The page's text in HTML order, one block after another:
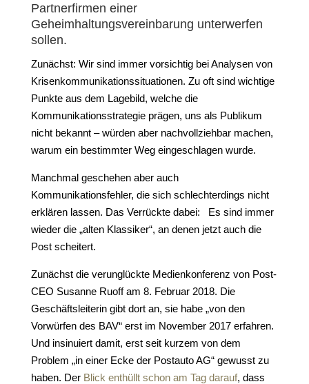
Partnerfirmen einer
Geheimhaltungsvereinbarung unterwerfen
sollen.
Zunächst: Wir sind immer vorsichtig bei Analysen von
Krisenkommunikationssituationen. Zu oft sind wichtige
Punkte aus dem Lagebild, welche die
Kommunikationsstrategie prägen, uns als Publikum
nicht bekannt – würden aber nachvollziehbar machen,
warum ein bestimmter Weg eingeschlagen wurde.
Manchmal geschehen aber auch
Kommunikationsfehler, die sich schlechterdings nicht
erklären lassen. Das Verrückte dabei: Es sind immer
wieder die „alten Klassiker“, an denen jetzt auch die
Post scheitert.
Zunächst die verunglückte Medienkonferenz von Post-
CEO Susanne Ruoff am 8. Februar 2018. Die
Geschäftsleiterin gibt dort an, sie habe „von den
Vorwürfen des BAV“ erst im November 2017 erfahren.
Und insinuiert damit, erst seit kurzem von dem
Problem „in einer Ecke der Postauto AG“ gewusst zu
haben. Der Blick enthüllt schon am Tag darauf, dass